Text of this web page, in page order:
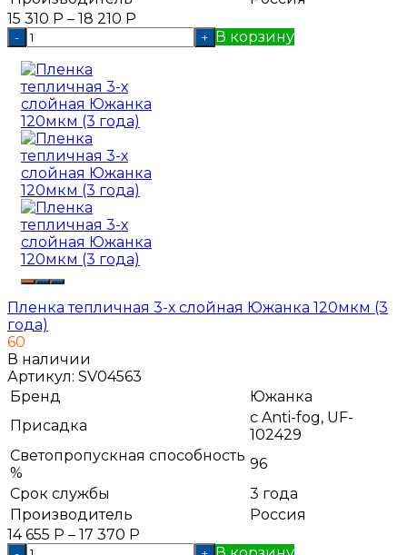
15 310 Р – 18 210 Р
- + В корзину
Пленка тепличная 3-х слойная Южанка 120мкм (3
года)
60
В наличии
Артикул: SV04563
Бренд
Южанка
Присадка
с Anti-fog, UF-
102429
Светопропускная способность
%
96
Срок службы
3 года
Производитель
Россия
14 655 Р – 17 370 Р